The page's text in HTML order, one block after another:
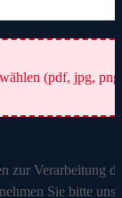
(pdf, jpg,
zur Verarbeitung
Sie bitte